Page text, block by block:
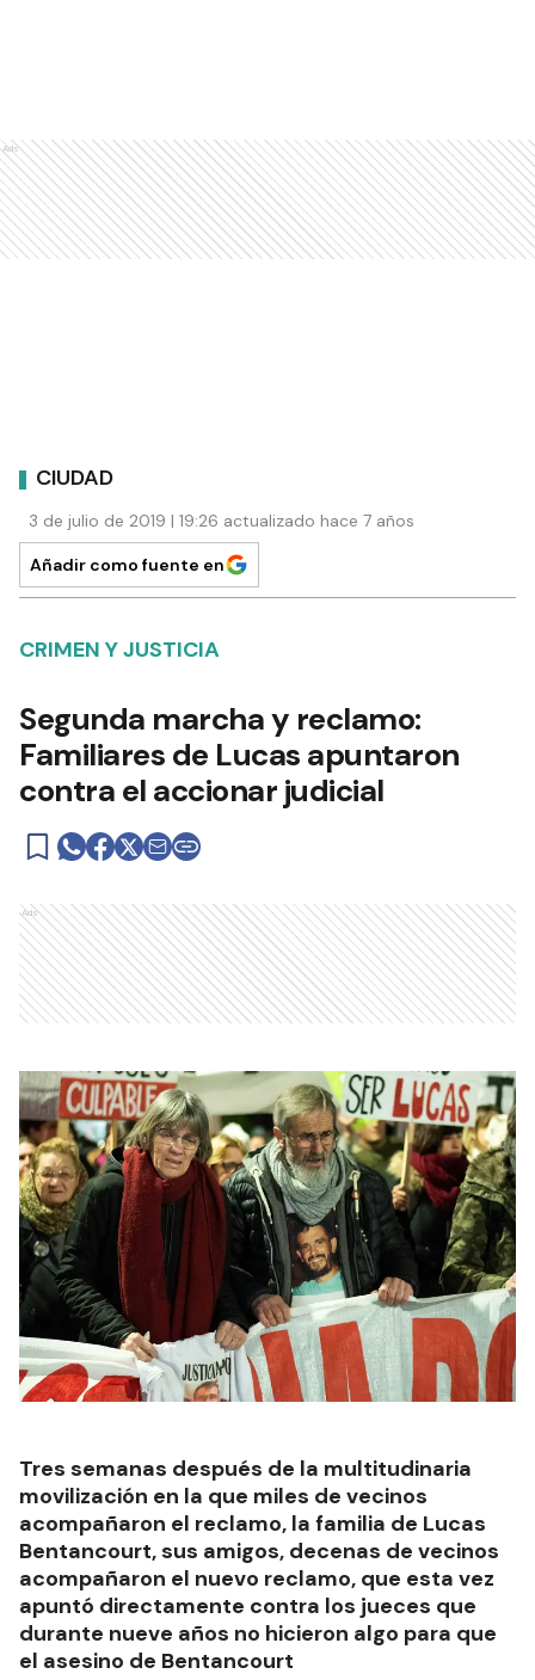
Ads
CIUDAD
3 de julio de 2019 | 19:26 actualizado hace 7 años
Añadir como fuente en
CRIMEN Y JUSTICIA
Segunda marcha y reclamo:
Familiares de Lucas apuntaron
contra el accionar judicial
Ads
Tres semanas después de la multitudinaria
movilización en la que miles de vecinos
acompañaron el reclamo, la familia de Lucas
Bentancourt, sus amigos, decenas de vecinos
acompañaron el nuevo reclamo, que esta vez
apuntó directamente contra los jueces que
durante nueve años no hicieron algo para que
el asesino de Bentancourt